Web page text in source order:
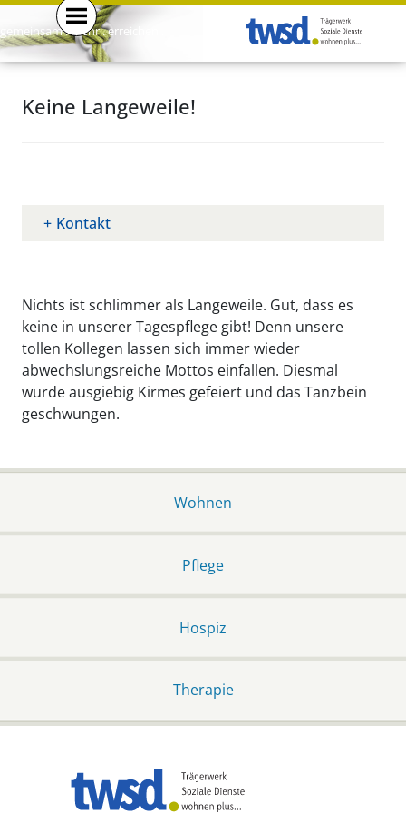
gemeinsam . mehr . erreichen .
Keine Langeweile!
Kontakt
Nichts ist schlimmer als Langeweile. Gut, dass es
keine in unserer Tagespflege gibt! Denn unsere
tollen Kollegen lassen sich immer wieder
abwechslungsreiche Mottos einfallen. Diesmal
wurde ausgiebig Kirmes gefeiert und das Tanzbein
geschwungen.
Wohnen
Pflege
Hospiz
Therapie